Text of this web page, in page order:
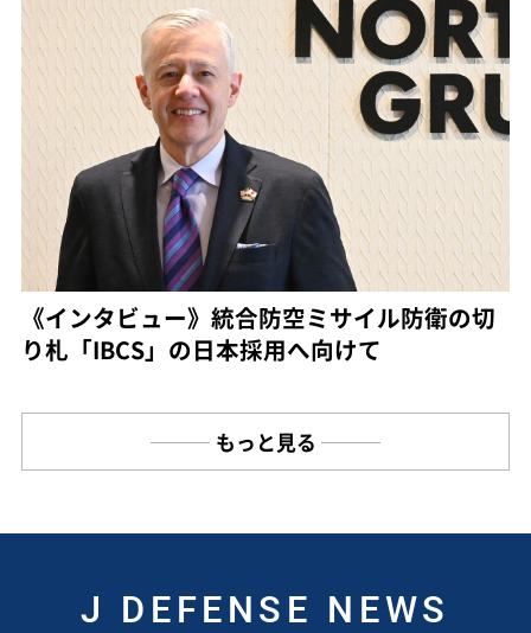
《インタビュー》統合防空ミサイル防衛の切
り札「IBCS」の日本採用へ向けて
もっと見る
J DEFENSE NEWS